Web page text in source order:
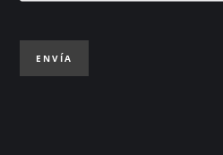
ENVÍA